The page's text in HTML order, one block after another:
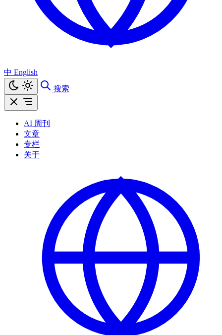
中 English
搜索
AI 周刊
文章
专栏
关于